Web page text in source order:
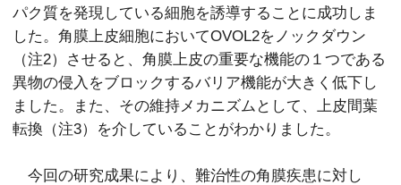
パク質を発現している細胞を誘導することに成功しま
した。角膜上皮細胞においてOVOL2をノックダウン
（注2）させると、角膜上皮の重要な機能の１つである
異物の侵入をブロックするバリア機能が大きく低下し
ました。また、その維持メカニズムとして、上皮間葉
転換（注3）を介していることがわかりました。
今回の研究成果により、難治性の角膜疾患に対し